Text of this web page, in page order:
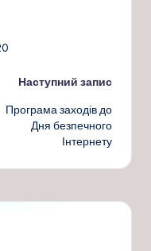
Наступний запис
Програма заходів до
Дня безпечного
Інтернету